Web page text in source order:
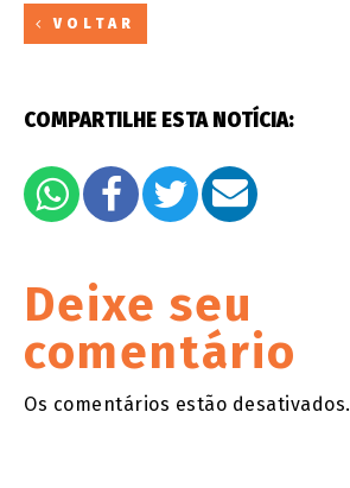
VOLTAR
COMPARTILHE ESTA NOTÍCIA:
Deixe seu
comentário
Os comentários estão desativados.